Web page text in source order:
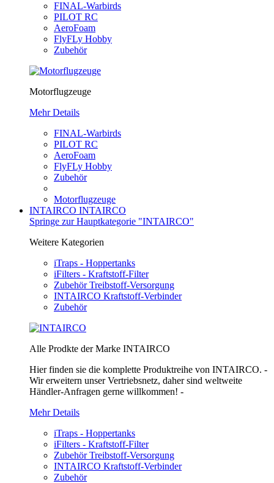
FINAL-Warbirds
PILOT RC
AeroFoam
FlyFLy Hobby
Zubehör
Motorflugzeuge
Mehr Details
FINAL-Warbirds
PILOT RC
AeroFoam
FlyFLy Hobby
Zubehör
Motorflugzeuge
INTAIRCO INTAIRCO
Springe zur Hauptkategorie "INTAIRCO"
Weitere Kategorien
iTraps - Hoppertanks
iFilters - Kraftstoff-Filter
Zubehör Treibstoff-Versorgung
INTAIRCO Kraftstoff-Verbinder
Zubehör
Alle Prodkte der Marke INTAIRCO
Hier finden sie die komplette Produktreihe von INTAIRCO. -
Wir erweitern unser Vertriebsnetz, daher sind weltweite
Händler-Anfragen gerne willkommen! -
Mehr Details
iTraps - Hoppertanks
iFilters - Kraftstoff-Filter
Zubehör Treibstoff-Versorgung
INTAIRCO Kraftstoff-Verbinder
Zubehör